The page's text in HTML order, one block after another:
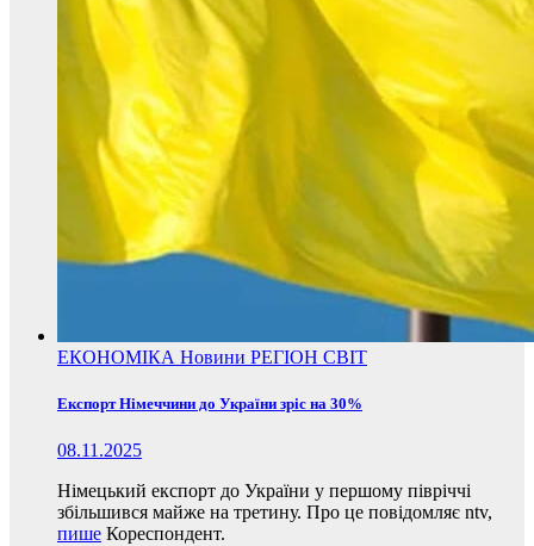
ЕКОНОМІКА Новини РЕГІОН СВІТ
Експорт Німеччини до України зріс на 30%
08.11.2025
Німецький експорт до України у першому півріччі
збільшився майже на третину. Про це повідомляє ntv,
пише Кореспондент.